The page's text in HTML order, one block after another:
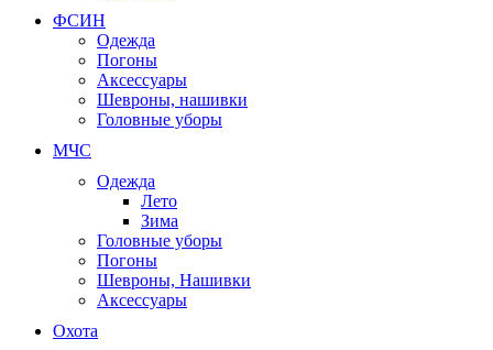
ФСИН
Одежда
Погоны
Аксессуары
Шевроны, нашивки
Головные уборы
МЧС
Одежда
Лето
Зима
Головные уборы
Погоны
Шевроны, Нашивки
Аксессуары
Охота